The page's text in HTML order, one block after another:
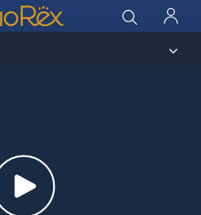
BioRex Cinemas Sök
Logga